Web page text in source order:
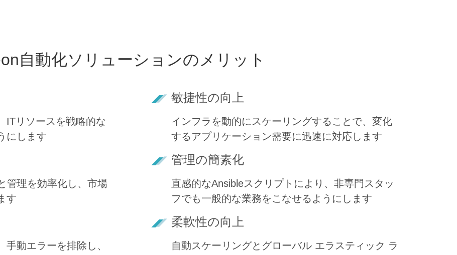
自動化ソリューションのメリット
ITリソースを戦略的な
にします
管理を効率化し、市場
す
動エラーを排除し、
敏捷性の向上
インフラを動的にスケーリングすることで、変化
するアプリケーション需要に迅速に対応します
管理の簡素化
直感的なAnsibleスクリプトにより、非専門スタッ
フでも一般的な業務をこなせるようにします
柔軟性の向上
自動スケーリングとグローバル エラスティック ラ